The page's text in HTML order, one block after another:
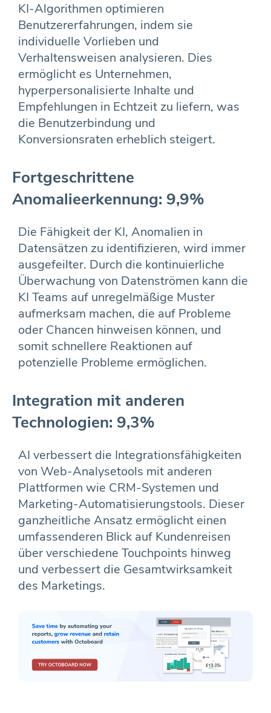
KI-Algorithmen optimieren
Benutzererfahrungen, indem sie
individuelle Vorlieben und
Verhaltensweisen analysieren. Dies
ermöglicht es Unternehmen,
hyperpersonalisierte Inhalte und
Empfehlungen in Echtzeit zu liefern, was
die Benutzerbindung und
Konversionsraten erheblich steigert.
Fortgeschrittene
Anomalieerkennung: 9,9%
Die Fähigkeit der KI, Anomalien in
Datensätzen zu identifizieren, wird immer
ausgefeilter. Durch die kontinuierliche
Überwachung von Datenströmen kann die
KI Teams auf unregelmäßige Muster
aufmerksam machen, die auf Probleme
oder Chancen hinweisen können, und
somit schnellere Reaktionen auf
potenzielle Probleme ermöglichen.
Integration mit anderen
Technologien: 9,3%
AI verbessert die Integrationsfähigkeiten
von Web-Analysetools mit anderen
Plattformen wie CRM-Systemen und
Marketing-Automatisierungstools. Dieser
ganzheitliche Ansatz ermöglicht einen
umfassenderen Blick auf Kundenreisen
über verschiedene Touchpoints hinweg
und verbessert die Gesamtwirksamkeit
des Marketings.